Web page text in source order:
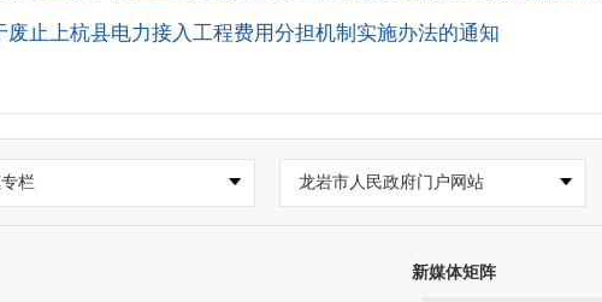
废止上杭县电力接入工程费用分担机制实施办法的通知
栏 龙岩市人民政府门户网站
新媒体矩阵